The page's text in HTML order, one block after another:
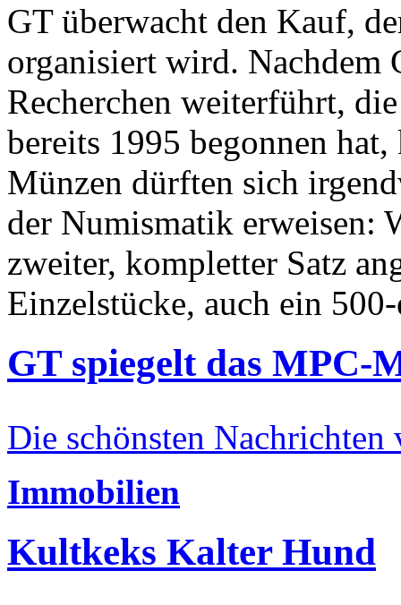
GT überwacht den Kauf,
organisiert wird. Nachdem
Recherchen weiterführt,
bereits 1995 begonnen
Münzen dürften sich
der Numismatik erweisen:
zweiter, kompletter Satz
Einzelstücke, auch ein
GT spiegelt das MPC-
Die schönsten Nachrichten
Immobilien
Kultkeks Kalter Hund